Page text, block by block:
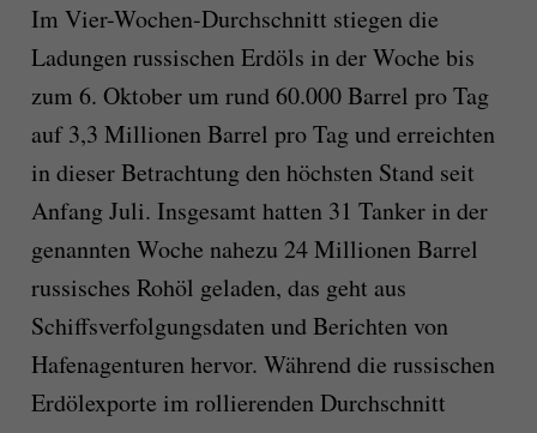
Im Vier-Wochen-Durchschnitt stiegen die
Ladungen russischen Erdöls in der Woche bis
zum 6. Oktober um rund 60.000 Barrel pro Tag
auf 3,3 Millionen Barrel pro Tag und erreichten
in dieser Betrachtung den höchsten Stand seit
Anfang Juli. Insgesamt hatten 31 Tanker in der
genannten Woche nahezu 24 Millionen Barrel
russisches Rohöl geladen, das geht aus
Schiffsverfolgungsdaten und Berichten von
Hafenagenturen hervor. Während die russischen
Erdölexporte im rollierenden Durchschnitt